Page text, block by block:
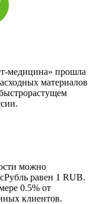
медицина» прошла
материалов
можно
равен 1 RUB.
0.5% от
клиентов.